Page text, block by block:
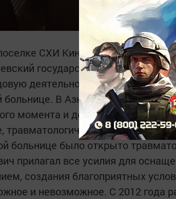
СХИ Кинельского района
государственный
деятельность начал врачом-
В Азнакаевский район
момента и до конца своей
травматологическое отделения. В
больнице было открыто
прилагал все усилия для
создания благоприятных
и невозможное. С 2012 года